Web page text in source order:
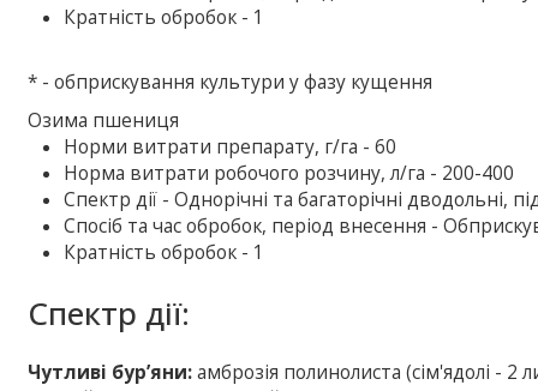
Кратність обробок - 1
* - обприскування культури у фазу кущення
Озима пшениця
Норми витрати препарату, г/га - 60
Норма витрати робочого розчину, л/га - 200-400
Спектр дії - Однорічні та багаторічні
Спосіб та час обробок, період внесення -
Кратність обробок - 1
Спектр дії:
Чутливі бур’яни:амброзія полинолиста (cім'ядолі -